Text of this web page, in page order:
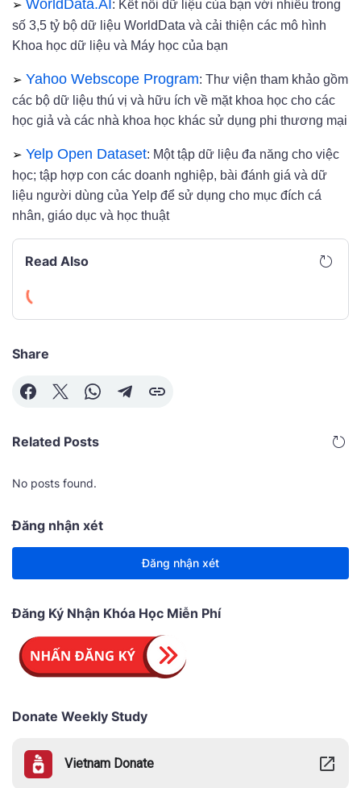
➢ WorldData.AI : Kết nối dữ liệu của bạn với nhiều trong
số 3,5 tỷ bộ dữ liệu WorldData và cải thiện các mô hình
Khoa học dữ liệu và Máy học của bạn
➢ Yahoo Webscope Program: Thư viện tham khảo gồm
các bộ dữ liệu thú vị và hữu ích về mặt khoa học cho các
học giả và các nhà khoa học khác sử dụng phi thương mại
➢ Yelp Open Dataset: Một tập dữ liệu đa năng cho việc
học; tập hợp con các doanh nghiệp, bài đánh giá và dữ
liệu người dùng của Yelp để sử dụng cho mục đích cá
nhân, giáo dục và học thuật
Read Also
Share
Related Posts
No posts found.
Đăng nhận xét
Đăng nhận xét
Đăng Ký Nhận Khóa Học Miễn Phí
Donate Weekly Study
Vietnam Donate